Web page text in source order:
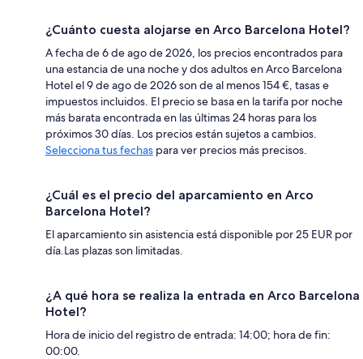
¿Cuánto cuesta alojarse en Arco Barcelona Hotel?
A fecha de 6 de ago de 2026, los precios encontrados para
una estancia de una noche y dos adultos en Arco Barcelona
Hotel el 9 de ago de 2026 son de al menos 154 €, tasas e
impuestos incluidos. El precio se basa en la tarifa por noche
más barata encontrada en las últimas 24 horas para los
próximos 30 días. Los precios están sujetos a cambios.
Selecciona tus fechas para ver precios más precisos.
¿Cuál es el precio del aparcamiento en Arco
Barcelona Hotel?
El aparcamiento sin asistencia está disponible por 25 EUR por
día.Las plazas son limitadas.
¿A qué hora se realiza la entrada en Arco Barcelona
Hotel?
Hora de inicio del registro de entrada: 14:00; hora de fin:
00:00.